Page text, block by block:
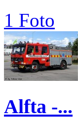
1 Foto
Alfta -...